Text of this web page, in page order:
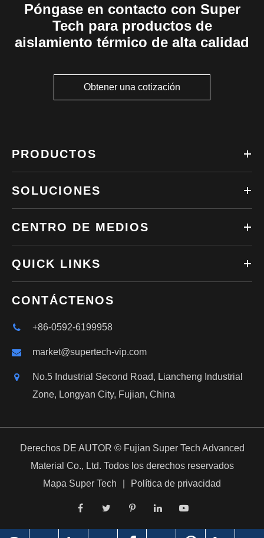
Póngase en contacto con Super
Tech para productos de
aislamiento térmico de alta calidad
Obtener una cotización
PRODUCTOS
SOLUCIONES
CENTRO DE MEDIOS
QUICK LINKS
CONTÁCTENOS
+86-0592-6199958
market@supertech-vip.com
No.5 Industrial Second Road, Liancheng Industrial
Zone, Longyan City, Fujian, China
Derechos DE AUTOR © Fujian Super Tech Advanced
Material Co., Ltd. Todos los derechos reservados
Mapa Super Tech
Política de privacidad